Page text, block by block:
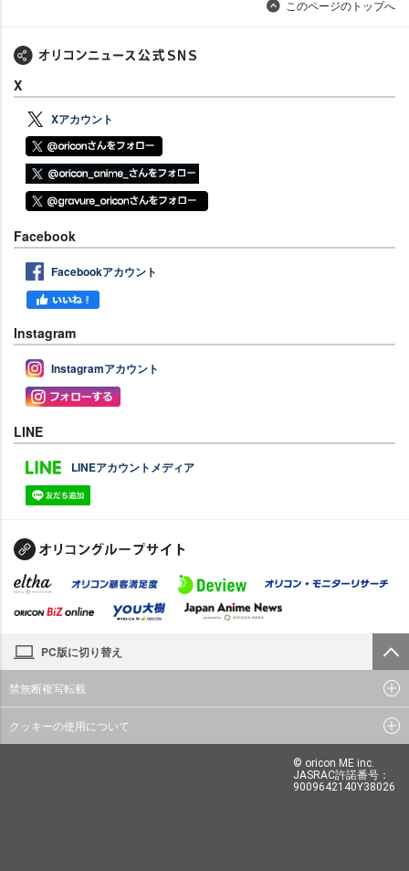
このページのトップへ
X
Xアカウント
Facebook
Facebookアカウント
Instagram
Instagramアカウント
LINE
LINEアカウントメディア
PC版に切り替え
禁無断複写転載
クッキーの使用について
© oricon ME inc.
JASRAC許諾番号：
9009642140Y38026